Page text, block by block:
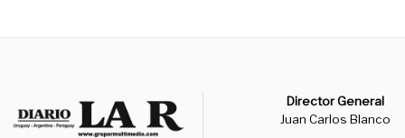
Director General
Juan Carlos Blanco